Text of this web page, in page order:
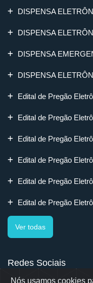
Nós usamos cookies
DISPENSA
DISPENSA
DISPENSA
DISPENSA
Edital de Pregão
Edital de Pregão
Edital de Pregão
Edital de Pregão
Edital de Pregão
Edital de Pregão
Ver todas
Redes Sociais